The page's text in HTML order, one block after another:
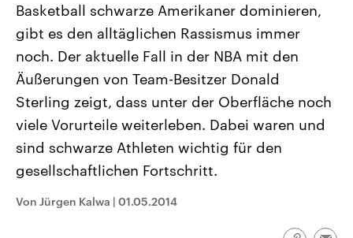
Landtagswahl Sachsen-Anhalt
2026
Alle Informationen
Sachsen-Anhalt wählt am 6.
September 2026 einen neuen
Landtag. Seit 2021 wird das
Bundesland von einer Koalition aus
CDU, SPD und FDP regiert.-
Umfragen, Prognosen,
Wahlprogramme, aktuelle Berichte
und Hintergründe zu den Parteien
und Kandidaten der anstehenden
Wahl.
USA
Aktuelle Beiträge,
Hintergründe
Wirtschaftlich und
gehören die Vereinigten
den mächtigsten Ländern
mit großem Einfluss auf
Sendungen Programm Podcasts
Basketball schwarze Amerikaner dominieren,
gibt es den alltäglichen Rassismus immer
noch. Der aktuelle Fall in der NBA mit den
Äußerungen von Team-Besitzer Donald
Sterling zeigt, dass unter der Oberfläche noch
viele Vorurteile weiterleben. Dabei waren und
sind schwarze Athleten wichtig für den
gesellschaftlichen Fortschritt.
Von Jürgen Kalwa | 01.05.2014